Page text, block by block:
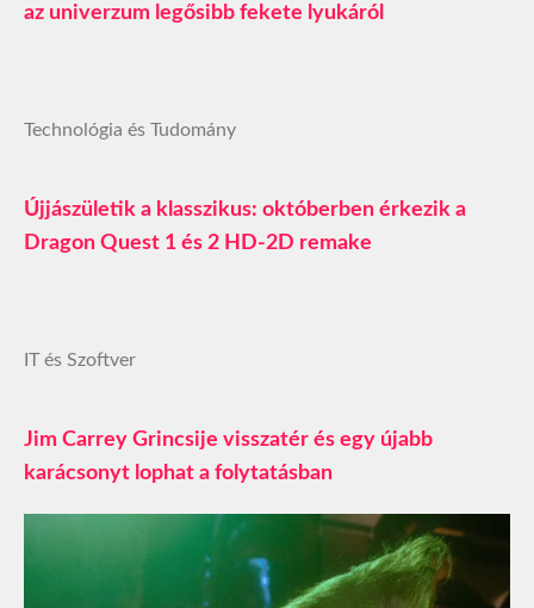
az univerzum legősibb fekete lyukáról
Technológia és Tudomány
Újjászületik a klasszikus: októberben érkezik a
Dragon Quest 1 és 2 HD-2D remake
IT és Szoftver
Jim Carrey Grincsije visszatér és egy újabb
karácsonyt lophat a folytatásban